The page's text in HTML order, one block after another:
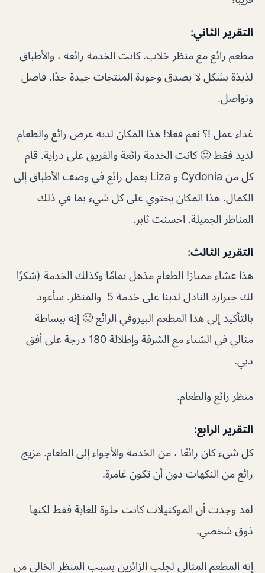
التقرير الثاني:
مطعم رائع مع منظر خلاب. كانت الخدمة رائعة ، والأطباق
لذيذة بشكل لا يصدق وجودة المنتجات جيدة جدًا. فاصل
ونواصل.
غداء عمل !؟ نعم فعلا! هذا المكان لديه عرض رائع والطعام
لذيذ فقط 🙂 كانت الخدمة رائعة والفريق على دراية. قام
كل من Cydonia و Liza بعمل رائع في وصف الأطباق إلى
الكمال. هذا المكان يحتوي على كل شيء بما في ذلك
المناظر الجميلة. احسنت ثابر.
التقرير الثالث:
هذا عشاء ممتاز! الطعام مذهل تمامًا وكذلك الخدمة (شكرًا
لك جيرارد النادل لدينا على خدمة 5 والمنظر. سأعود
بالتأكيد إلى هذا المطعم البيروفي الرائع 🙂 إنه ببساطة
مثالي في الشتاء مع الشرفة وإطلالة 180 درجة على أفق
دبي.
منظر رائع والطعام.
التقرير الرابع:
كل شيء كان رائعًا ، من الخدمة والأجواء إلى الطعام. مزيج
رائع من النكهات دون أن تكون غامرة.
لقد وجدت أن الموكتيلات كانت حلوة للغاية فقط لكنها
ذوق شخصي.
إنه المطعم المثالي لجلب الزائرين بسبب المنظر الخالي من